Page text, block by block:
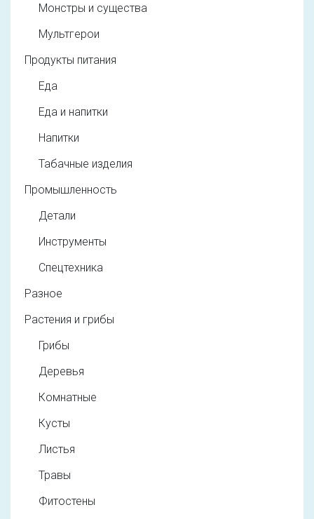
Монстры и существа
Мультгерои
Продукты питания
Еда
Еда и напитки
Напитки
Табачные изделия
Промышленность
Детали
Инструменты
Спецтехника
Разное
Растения и грибы
Грибы
Деревья
Комнатные
Кусты
Листья
Травы
Фитостены